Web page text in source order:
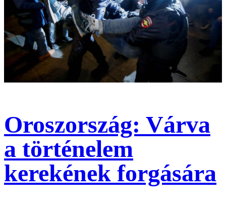
Oroszország: Várva
a történelem
kerekének forgására